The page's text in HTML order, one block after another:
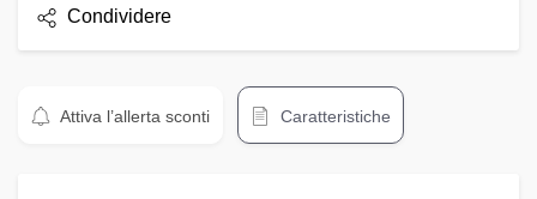
Condividere
Attiva l’allerta sconti Caratteristiche